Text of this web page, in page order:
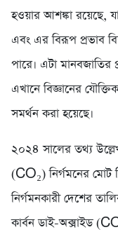
হওয়ার আশঙ্কা রয়েছে,
এবং এর বিরূপ প্রভাব
পারে। এটা মানবজাতির
এখানে বিজ্ঞানের
সমর্থন করা হয়েছে।
২০২৪ সালের তথ্য
(CO₂) নির্গমনের মোট
নির্গমনকারী দেশের
কার্বন ডাই-অক্সাইড